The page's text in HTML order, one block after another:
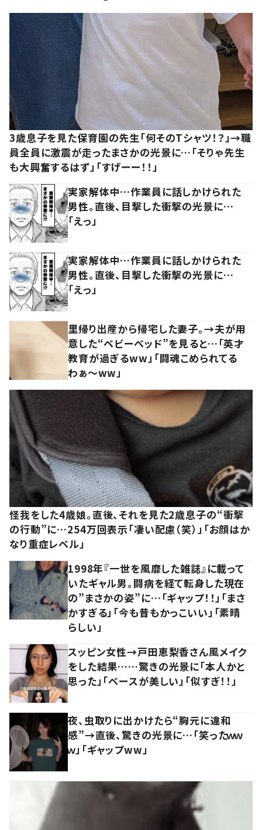
3歳息子を見た保育園の先生「何そのTシャツ！？」→職
員全員に激震が走ったまさかの光景に…「そりゃ先生
も大興奮するはず」「すげーー！！」
実家解体中…作業員に話しかけられた
男性。直後、目撃した衝撃の光景に…
「えっ」
実家解体中…作業員に話しかけられた
男性。直後、目撃した衝撃の光景に…
「えっ」
里帰り出産から帰宅した妻子。→夫が用
意した“ベビーベッド”を見ると…「英才
教育が過ぎるww」「闘魂こめられてる
わぁ～ww」
怪我をした4歳娘。直後、それを見た2歳息子の“衝撃
の行動”に…254万回表示「凄い配慮（笑）」「お顔はか
なり重症レベル」
1998年『一世を風靡した雑誌』に載って
いたギャル男。闘病を経て転身した現在
の”まさかの姿”に…「ギャップ！！」「まさ
かすぎる」「今も昔もかっこいい」「素晴
らしい」
スッピン女性→戸田恵梨香さん風メイク
をした結果……驚きの光景に「本人かと
思った」「ベースが美しい」「似すぎ！！」
夜、虫取りに出かけたら“胸元に違和
感”→直後、驚きの光景に…「笑ったｗｗ
ｗ」「ギャップww」